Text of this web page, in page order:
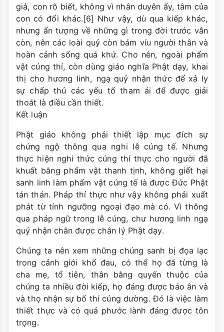
giả, con rõ biết, không vì nhân duyên ấy, tâm của
con có đổi khác.[6] Như vậy, dù qua kiếp khác,
nhưng ấn tượng về những gì trong đời trước vẫn
còn, nên các loài quỷ còn bám víu người thân và
hoàn cảnh sống quá khứ. Cho nên, ngoài phẩm
vật cúng thí, còn dùng giáo nghĩa Phật dạy, khai
thị cho hương linh, ngạ quỷ nhận thức để xả ly
sự chấp thủ các yếu tố tham ái để được giải
thoát là điều cần thiết.
Kết luận
Phật giáo không phải thiết lập mục đích sự
chứng ngộ thông qua nghi lễ cúng tế. Nhưng
thực hiện nghi thức cúng thí thực cho người đã
khuất bằng phẩm vật thanh tịnh, không giết hại
sanh linh làm phẩm vật cúng tế là được Đức Phật
tán thán. Pháp thí thực như vậy không phải xuất
phát từ tính ngưỡng ngoại đạo mà có. Vì thông
qua pháp ngữ trong lễ cúng, chư hương linh ngạ
quỷ nhận chân được chân lý Phật dạy.
Chúng ta nên xem những chúng sanh bị đọa lạc
trong cảnh giới khổ đau, có thể họ đã từng là
cha mẹ, tổ tiên, thân bằng quyến thuộc của
chúng ta nhiều đời kiếp, họ đáng được báo ân và
và thọ nhận sự bố thí cúng dường. Đó là việc làm
thiết thực và có quả phước lành đáng được tôn
trọng.